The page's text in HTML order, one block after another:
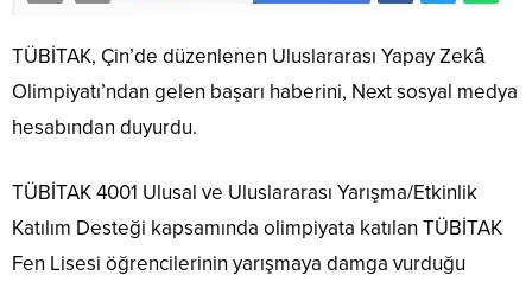
TÜBİTAK, Çin’de düzenlenen Uluslararası Yapay Zekâ
Olimpiyatı’ndan gelen başarı haberini, Next sosyal medya
hesabından duyurdu.
TÜBİTAK 4001 Ulusal ve Uluslararası Yarışma/Etkinlik
Katılım Desteği kapsamında olimpiyata katılan TÜBİTAK
Fen Lisesi öğrencilerinin yarışmaya damga vurduğu